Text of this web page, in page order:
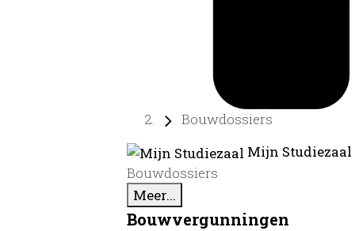
Bouwdossiers
Mijn
Bouwdossiers
Meer...
Bouwvergunningen